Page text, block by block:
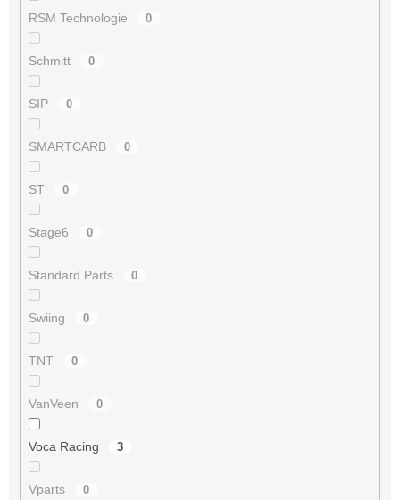
RSM Technologie 0
Schmitt 0
SIP 0
SMARTCARB 0
ST 0
Stage6 0
Standard Parts 0
Swiing 0
TNT 0
VanVeen 0
Voca Racing 3
Vparts 0